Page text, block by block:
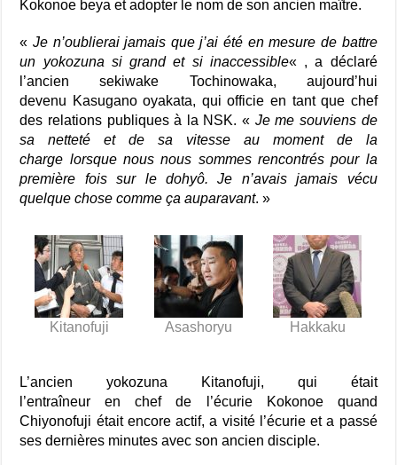
Kokonoe beya et adopter le nom de son ancien maître.
« Je n’oublierai jamais que j’ai été en mesure de battre
un yokozuna si grand et si inaccessible« , a déclaré
l’ancien sekiwake Tochinowaka, aujourd’hui
devenu Kasugano oyakata, qui officie en tant que chef
des relations publiques à la NSK. « Je me souviens de
sa netteté et de sa vitesse au moment de la
charge lorsque nous nous sommes rencontrés pour la
première fois sur le dohyô. Je n’avais jamais vécu
quelque chose comme ça auparavant. »
Kitanofuji Asashoryu Hakkaku
L’ancien yokozuna Kitanofuji, qui était
l’entraîneur en chef de l’écurie Kokonoe quand
Chiyonofuji était encore actif, a visité l’écurie et a passé
ses dernières minutes avec son ancien disciple.